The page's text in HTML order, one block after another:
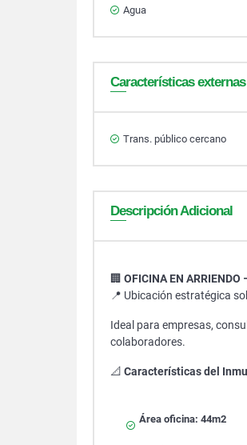
Agua
Características externas
Trans. público cercano
Descripción Adicional
🏢 OFICINA EN ARRIENDO
📍 Ubicación estratégica
Ideal para empresas,
colaboradores.
📐 Características del
Área oficina: 44m2